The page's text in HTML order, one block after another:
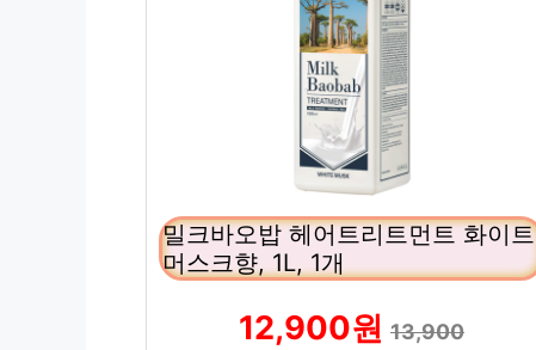
밀크바오밥 헤어트리트먼트 화이트
머스크향, 1L, 1개
12,900원 13,900